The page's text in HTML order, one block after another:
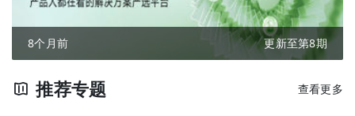
8个月前 更新至第8期
推荐专题 查看更多